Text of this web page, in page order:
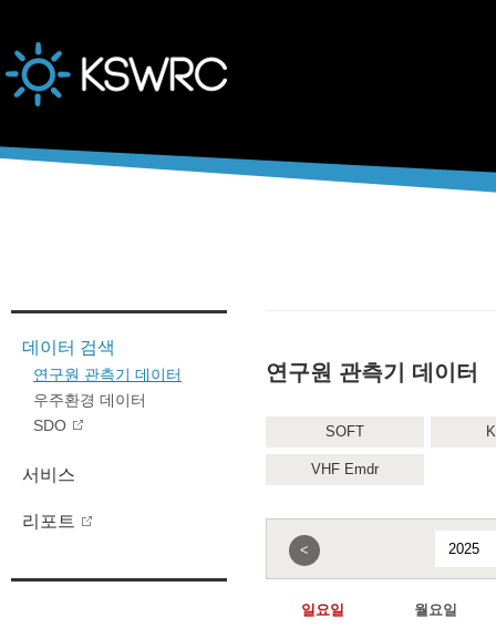
데이터 검색
연구원 관측기 데이터
우주환경 데이터
SDO
서비스
리포트
연구원 관측기 데이터
SOFT
VHF Emdr
<
일요일 월요일